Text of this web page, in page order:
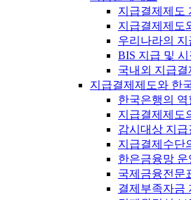
지급결제제도
지급결제제도
우리나라의 지
BIS 지급 및
국내외 지급
지급결제제도와 한
한국은행의 역
지급결제제도
감시대상 지급
지급결제수단
한은금융망 운
국제금융전문
결제부족자금